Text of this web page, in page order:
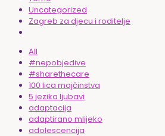
Uncategorized
Zagreb za djecu i roditelje
All
#nepobjedive
#sharethecare
100 lica majčinstva
5 jezika ljubavi
adaptacija
adaptirano mlijeko
adolescencija